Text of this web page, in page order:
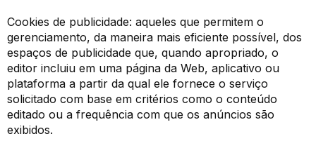
Cookies de publicidade: aqueles que permitem o
gerenciamento, da maneira mais eficiente possível, dos
espaços de publicidade que, quando apropriado, o
editor incluiu em uma página da Web, aplicativo ou
plataforma a partir da qual ele fornece o serviço
solicitado com base em critérios como o conteúdo
editado ou a frequência com que os anúncios são
exibidos.